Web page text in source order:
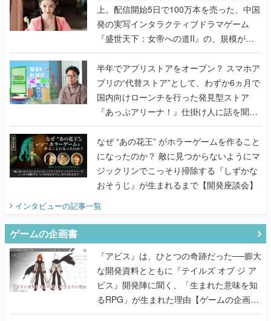
上。配信開始5日で100万本を売った、中国
発の実写インタラクティブドラマゲーム
『盛世天下：女帝への道II』の、規模が違
うこだわりをプロデューサーに聞いた
半年でアプリストアをオープン？ スマホア
プリの“代替ストア”として、わずか6ヵ月で
国内向けローンチを行った発見型ストア
『あっぷアリーナ！』仕掛け人に話を聞い
てみた
なぜ “あの花王” がホラーゲームを作ること
になったのか？ 敵に見つからないようにマ
ジックリンでこっそり掃除する『しずかな
おそうじ』が生まれるまで【開発座談会】
インタビューの記事一覧
ゲームの企画書
『アビス』は、ひとつの奇跡だった──膨大
な開発資料とともに『テイルズ オブ ジ ア
ビス』開発陣に聞く、「生まれた意味を知
るRPG」が生まれた理由【ゲームの企画
書】